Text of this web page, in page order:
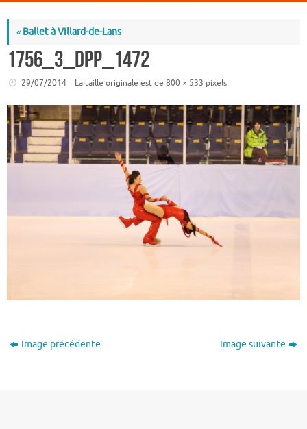
«Ballet à Villard-de-Lans
1756_3_dpp_1472
29/07/2014 La taille originale est de 800 × 533 pixels
Image précédente Image suivante